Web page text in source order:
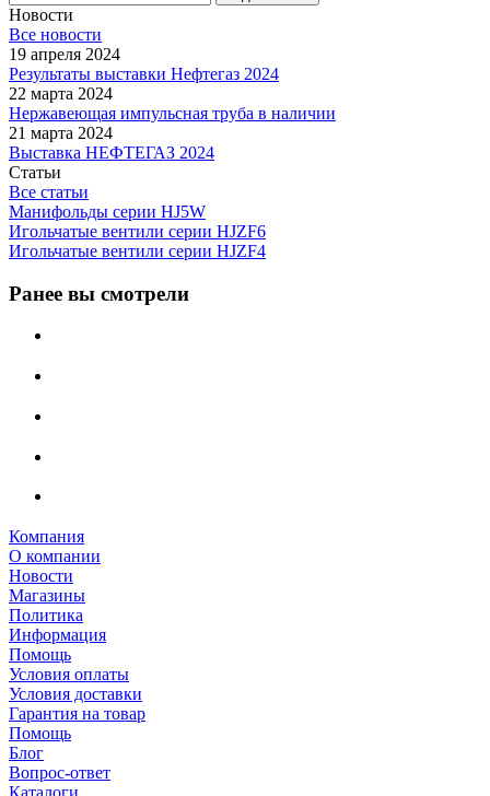
Новости
Все новости
19 апреля 2024
Результаты выставки Нефтегаз 2024
22 марта 2024
Нержавеющая импульсная труба в наличии
21 марта 2024
Выставка НЕФТЕГАЗ 2024
Статьи
Все статьи
Манифольды серии HJ5W
Игольчатые вентили серии HJZF6
Игольчатые вентили серии HJZF4
Ранее вы смотрели
Компания
О компании
Новости
Магазины
Политика
Информация
Помощь
Условия оплаты
Условия доставки
Гарантия на товар
Помощь
Блог
Вопрос-ответ
Каталоги